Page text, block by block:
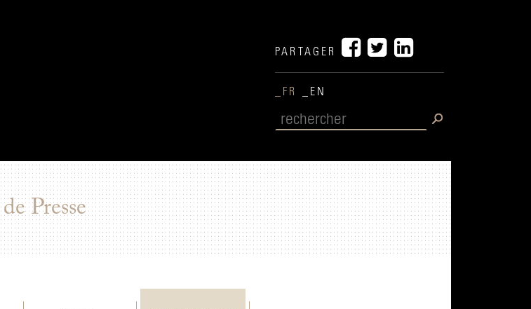
PARTAGER
_FR _EN
Presse